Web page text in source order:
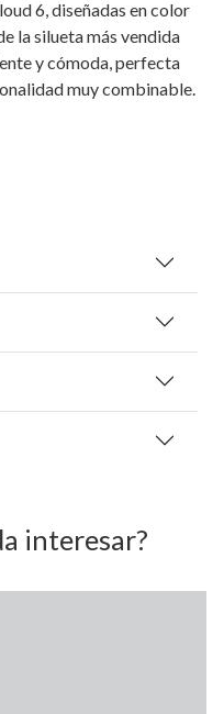
6, diseñadas en color
la silueta más vendida
y cómoda, perfecta
muy combinable.
interesar?